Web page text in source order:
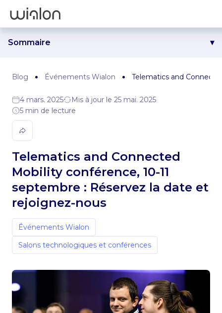
Sommaire
télématique
Raison n° 3. Une communauté idéale pour échanger et se
connecter
En résumé : Réservez la date !
Blog Événements Wialon Telematics and
4 mars. 2025
Mis à jour le 25 mai. 2025
5 min de lecture
Telematics and Connected
Mobility conférence, 10-11
septembre : Réservez la date et
rejoignez-nous
Événements Wialon
Salons technologiques et conférences